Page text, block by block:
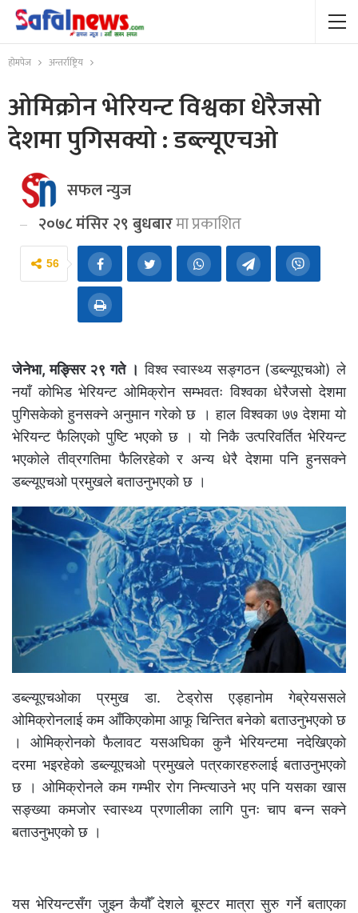
होमपेज अन्तर्राष्ट्रिय
ओमिक्रोन भेरियन्ट विश्वका धेरैजसो
देशमा पुगिसक्यो : डब्ल्यूएचओ
सफल न्युज
२०७८ मंसिर २९ बुधबारमा प्रकाशित
56
जेनेभा, मङ्सिर २९ गते । विश्व स्वास्थ्य सङ्गठन (डब्ल्यूएचओ) ले
नयाँ कोभिड भेरियन्ट ओमिक्रोन सम्भवतः विश्वका धेरैजसो देशमा
पुगिसकेको हुनसक्ने अनुमान गरेको छ । हाल विश्वका ७७ देशमा यो
भेरियन्ट फैलिएको पुष्टि भएको छ । यो निकै उत्परिवर्तित भेरियन्ट
भएकोले तीव्रगतिमा फैलिरहेको र अन्य धेरै देशमा पनि हुनसक्ने
डब्ल्यूएचओ प्रमुखले बताउनुभएको छ ।
डब्ल्यूएचओका प्रमुख डा. टेड्रोस एड्हानोम गेब्रेयससले
ओमिक्रोनलाई कम आँकिएकोमा आफू चिन्तित बनेको बताउनुभएको छ
। ओमिक्रोनको फैलावट यसअघिका कुनै भेरियन्टमा नदेखिएको
दरमा भइरहेको डब्ल्यूएचओ प्रमुखले पत्रकारहरुलाई बताउनुभएको
छ । ओमिक्रोनले कम गम्भीर रोग निम्त्याउने भए पनि यसका खास
सङ्ख्या कमजोर स्वास्थ्य प्रणालीका लागि पुनः चाप बन्न सक्ने
बताउनुभएको छ ।
यस भेरियन्टसँग जुझ्न कैयौँ देशले बूस्टर मात्रा सुरु गर्ने बताएका